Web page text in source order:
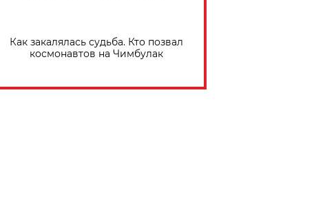
Как закалялась судьба. Кто позвал
космонавтов на Чимбулак